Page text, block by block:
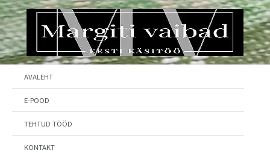
Skip
to
content
AVALEHT
E-POOD
TEHTUD TÖÖD
KONTAKT